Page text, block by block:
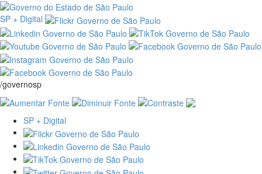
SP + Digital
/governosp
SP + Digital